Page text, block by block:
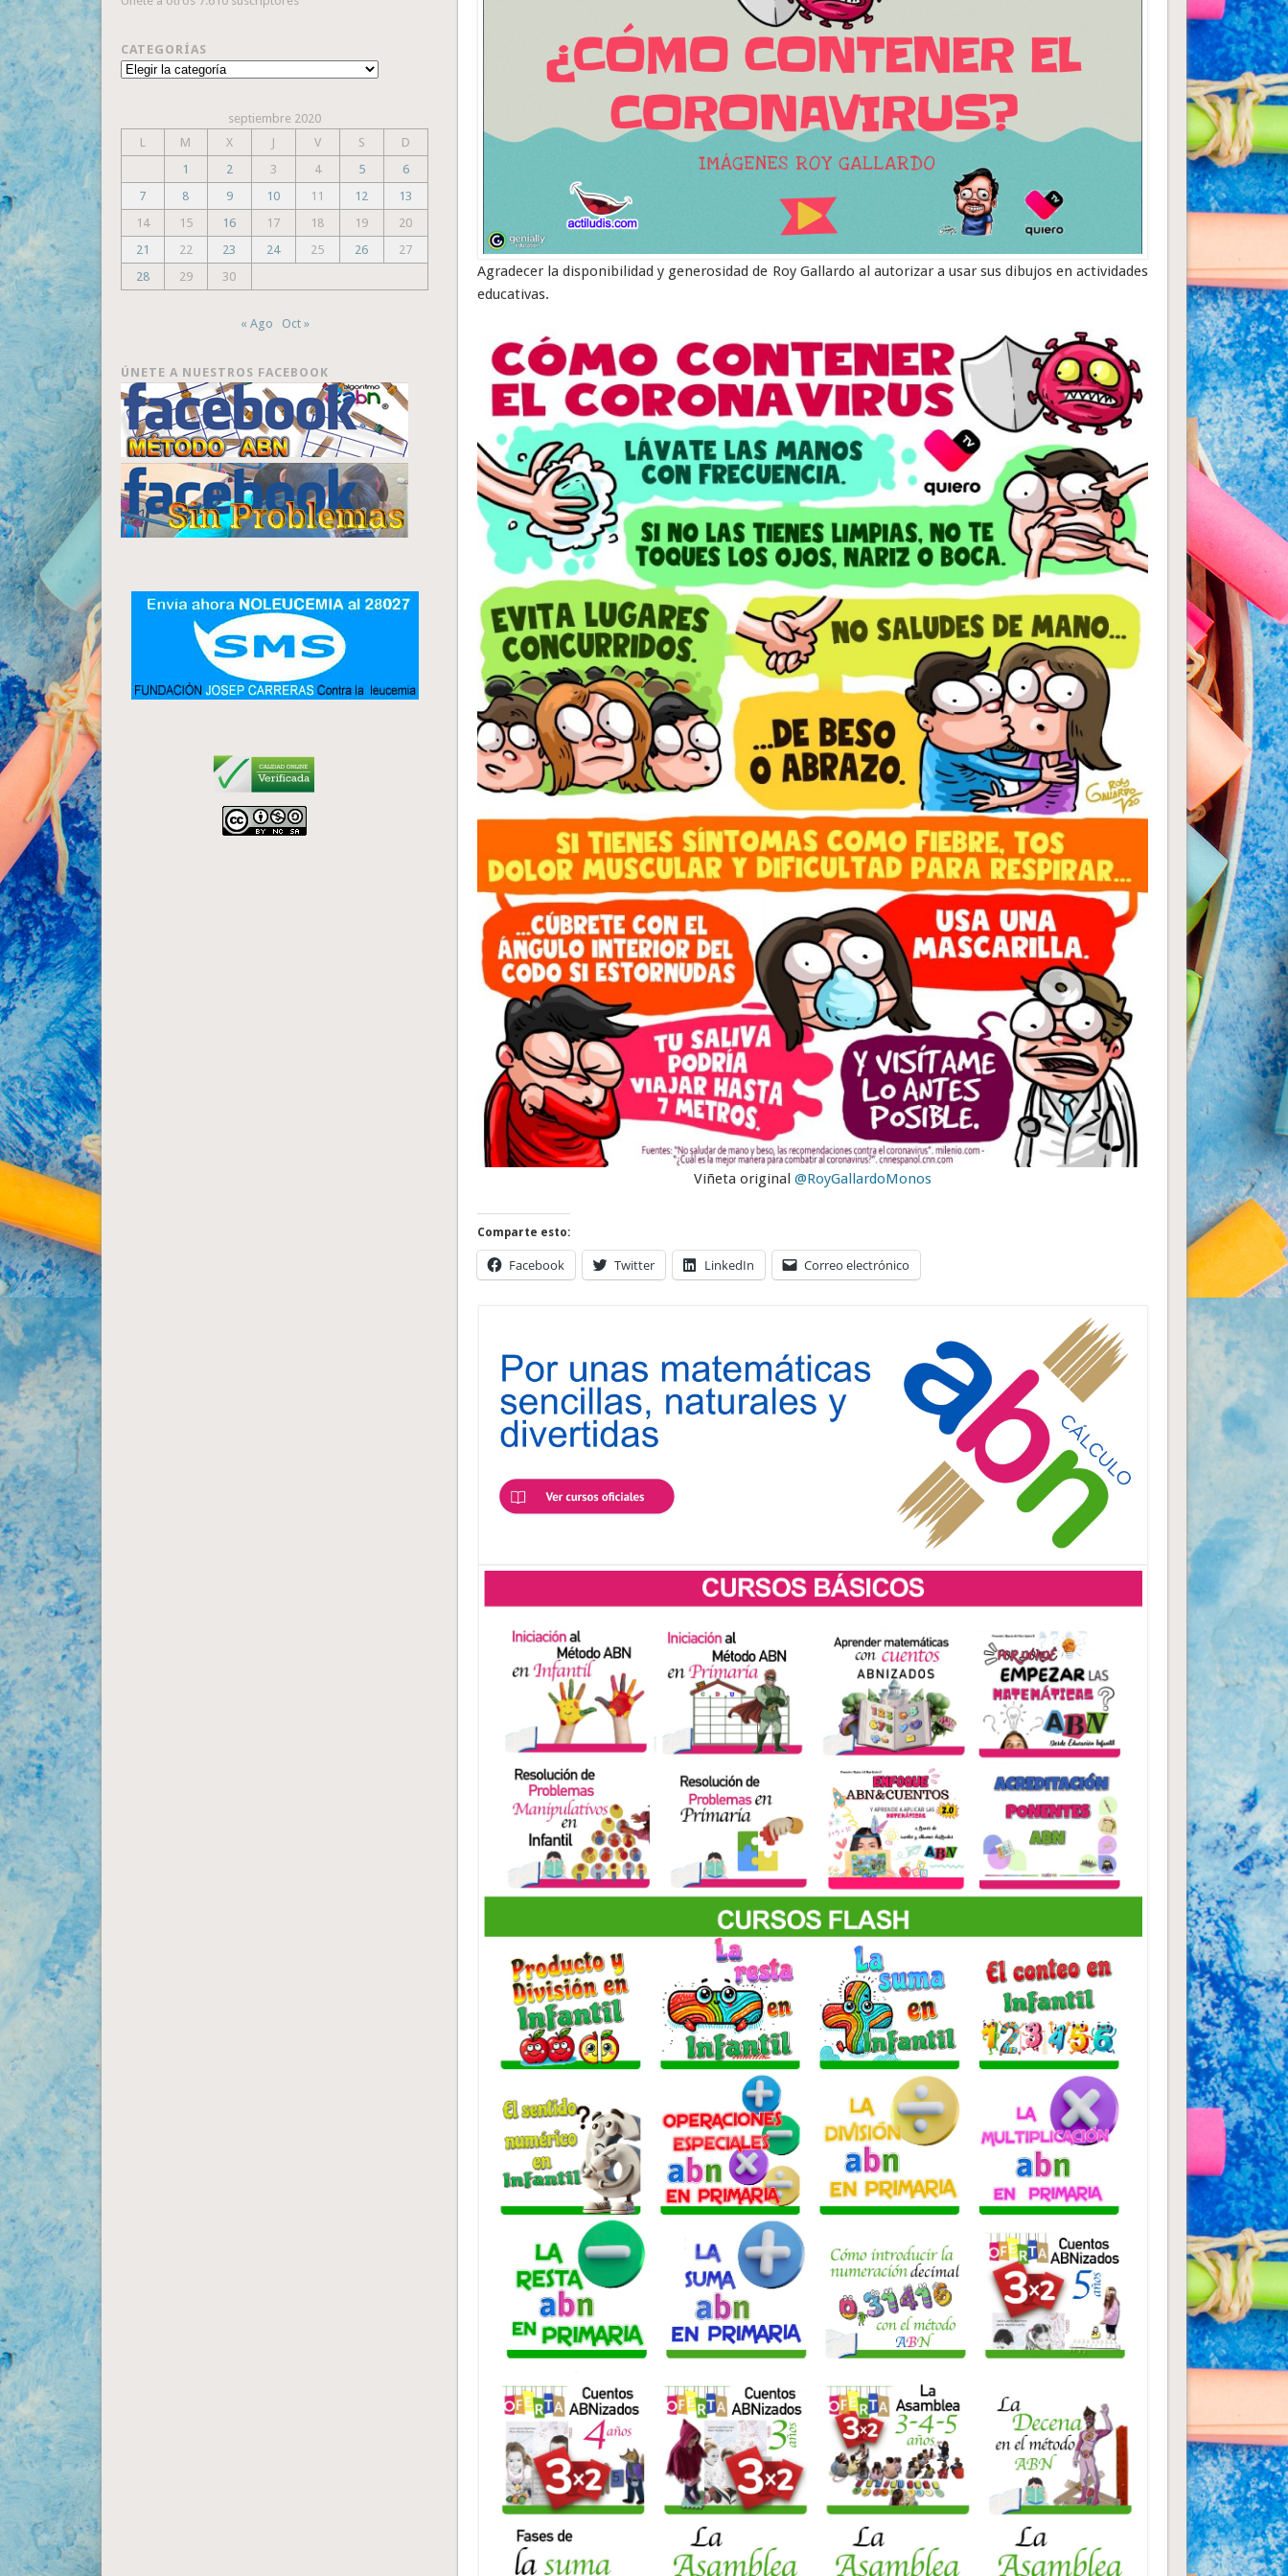
Agradecer la disponibilidad y generosidad de Roy Gallardo al autorizar a usar sus dibujos en actividades
educativas.
Viñeta original@RoyGallardoMonos
Comparte esto:
Facebook Twitter LinkedIn Correo electrónico
CATEGORÍAS
Categorías
septiembre 2020
L
M X J V S
D
1
2 3 4 5
6
7
8 9 10 11 12
13
14
15 16 17 18 19
20
21
22 23 24 25 26
27
28
29 30
« Ago Oct »
ÚNETE A NUESTROS FACEBOOK